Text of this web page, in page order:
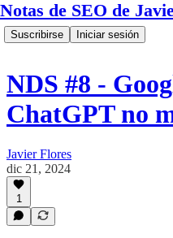
Notas de SEO de
Suscribirse Iniciar sesión
NDS #8 -
ChatGPT no
Javier Flores
dic 21, 2024
1